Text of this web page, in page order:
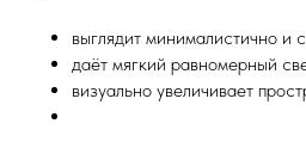
выглядит минималистично и
даёт мягкий равномерный
визуально увеличивает